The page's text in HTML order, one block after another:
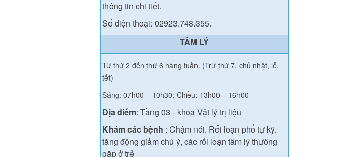
thông tin chi tiết.
Số điện thoại: 02923.748.355.
TÂM LÝ
Từ thứ 2 đến thứ 6 hàng tuần. (Trừ thứ 7, chủ nhật, lễ,
tết)
Sáng: 07h00 – 10h30; Chiều: 13h00 – 16h00
Địa điểm: Tầng 03 - khoa Vật lý trị liệu
Khám các bệnh : Chậm nói, Rối loạn phổ tự kỹ,
tăng động giảm chú ý, các rối loạn tâm lý thường
gặp ở trẻ